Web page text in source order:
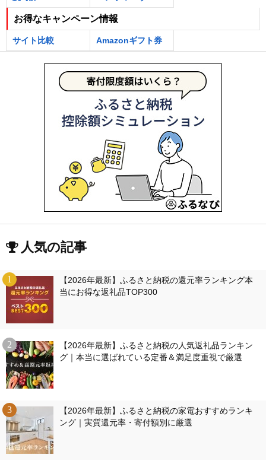
お得なキャンペーン情報
サイト比較 Amazonギフト券
人気の記事
【2026年最新】ふるさと納税の還元率ランキング本
当にお得な返礼品TOP300
【2026年最新】ふるさと納税の人気返礼品ランキン
グ｜本当に選ばれている定番＆満足度重視で厳選
【2026年最新】ふるさと納税の家電おすすめランキ
ング｜実質還元率・寄付額別に厳選